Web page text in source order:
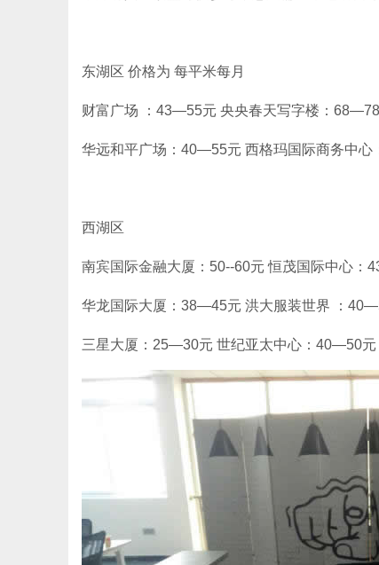
东湖区 价格为 每平米每月
财富广场 ：43—55元 央央春天写字楼：68—78
华远和平广场：40—55元 西格玛国际商务中心
西湖区
南宾国际金融大厦：50--60元 恒茂国际中心：
华龙国际大厦：38—45元 洪大服装世界 ：
三星大厦：25—30元 世纪亚太中心：40—50元